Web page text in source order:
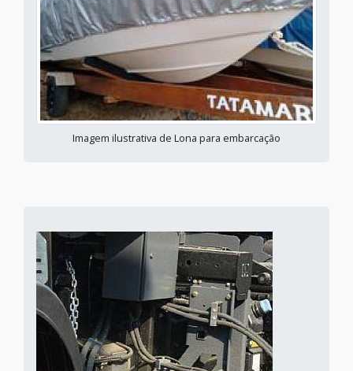
Imagem ilustrativa de Lona para embarcação